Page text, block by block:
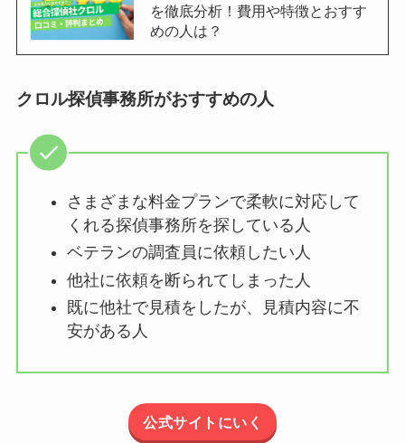
を徹底分析！費用や特徴とおすす
めの人は？
クロル探偵事務所がおすすめの人
さまざまな料金プランで柔軟に対応して
くれる探偵事務所を探している人
ベテランの調査員に依頼したい人
他社に依頼を断られてしまった人
既に他社で見積をしたが、見積内容に不
安がある人
公式サイトにいく